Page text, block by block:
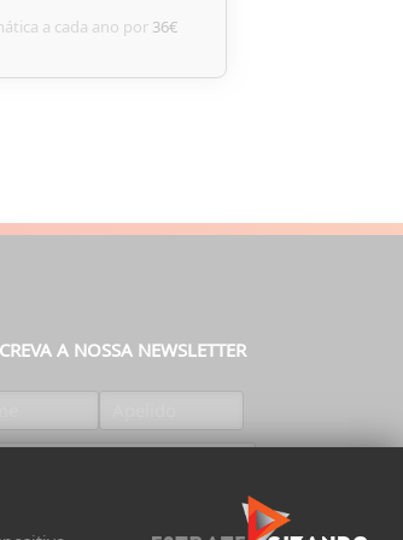
a cada ano por36€
A NOSSA NEWSLETTER